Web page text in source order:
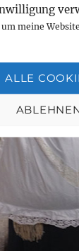
meine
ALLE